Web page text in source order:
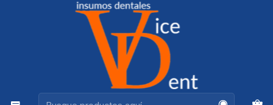
Ventas +56944575313
RADIOLOGIA GANCHO PLASTICO PARA RX